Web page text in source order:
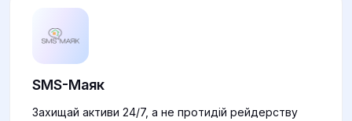
SMS-Маяк
Захищай активи 24/7, а не протидій рейдерству